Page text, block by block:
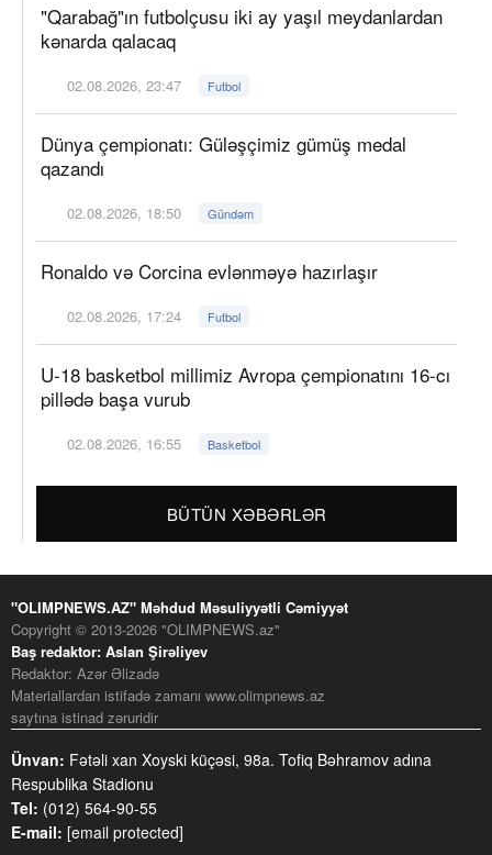
"Qarabağ"ın futbolçusu iki ay yaşıl meydanlardan
kənarda qalacaq
02.08.2026, 23:47 Futbol
Dünya çempionatı: Güləşçimiz gümüş medal
qazandı
02.08.2026, 18:50 Gündəm
Ronaldo və Corcina evlənməyə hazırlaşır
02.08.2026, 17:24 Futbol
U-18 basketbol millimiz Avropa çempionatını 16-cı
pillədə başa vurub
02.08.2026, 16:55 Basketbol
BÜTÜN XƏBƏRLƏR
"OLIMPNEWS.AZ" Məhdud Məsuliyyətli Cəmiyyət
Copyright © 2013-2026 "OLIMPNEWS.az"
Baş redaktor: Aslan Şirəliyev
Redaktor: Azər Əlizadə
Materiallardan istifadə zamanı www.olimpnews.az
saytına istinad zəruridir
Ünvan: Fətəli xan Xoyski küçəsi, 98a. Tofiq Bəhramov adına
Respublika Stadionu
Tel: (012) 564-90-55
E-mail: [email protected]